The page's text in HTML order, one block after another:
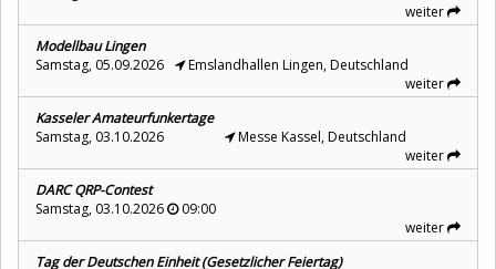
weiter
Modellbau Lingen
Samstag, 05.09.2026
Emslandhallen Lingen, Deutschland
weiter
Kasseler Amateurfunkertage
Samstag, 03.10.2026
Messe Kassel, Deutschland
weiter
DARC QRP-Contest
Samstag, 03.10.2026
09:00
weiter
Tag der Deutschen Einheit (Gesetzlicher Feiertag)